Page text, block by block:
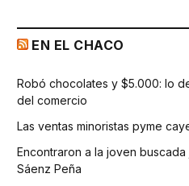
EN EL CHACO
Robó chocolates y $5.000: lo
del comercio
Las ventas minoristas pyme
Encontraron a la joven
Sáenz Peña